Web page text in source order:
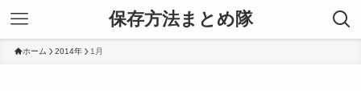
保存方法まとめ隊
ホーム 2014年 1月